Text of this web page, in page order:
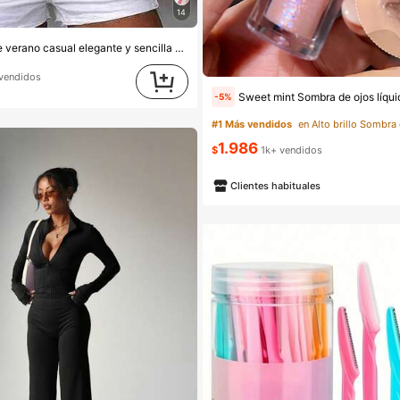
14
Zayélia Blusa de verano casual elegante y sencilla de tejido liso para dama, camisa de trabajo
-5% Sweet mint Sombra de ojos líquida con purpurina, brillo perlado, sombra de ojos iluminadora, barra de
#1 Más vendidos
$1.986 1k+ vendidos
Clientes habituales